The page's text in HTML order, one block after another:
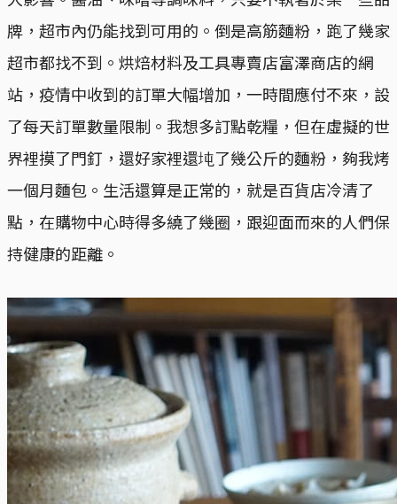
牌，超市內仍能找到可用的。倒是高筋麵粉，跑了幾家
超市都找不到。烘焙材料及工具專賣店富澤商店的網
站，疫情中收到的訂單大幅增加，一時間應付不來，設
了每天訂單數量限制。我想多訂點乾糧，但在虛擬的世
界裡摸了門釘，還好家裡還坉了幾公斤的麵粉，夠我烤
一個月麵包。生活還算是正常的，就是百貨店冷清了
點，在購物中心時得多繞了幾圈，跟迎面而來的人們保
持健康的距離。